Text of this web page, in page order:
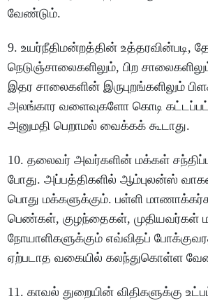
வேண்டும்.
9. உயர்நீதிமன்றத்தின் உத்தரவின்படி,
நெடுஞ்சாலைகளிலும், பிற
இதர சாலைகளின் இருபுறங்களிலும்
அலங்கார வளைவுகளோ கொடி
அனுமதி பெறாமல் வைக்கக் கூடாது.
10. தலைவர் அவர்களின் மக்கள்
போது. அப்பத்திகளில் ஆம்புலன்ஸ்
பொது மக்களுக்கும். பள்ளி
பெண்கள், குழந்தைகள், முதியவர்கள்
நோயாளிகளுக்கும் எவ்விதப்
ஏற்படாத வகையில் கலந்துகொள்ள
11. காவல் துறையின் விதிகளுக்கு